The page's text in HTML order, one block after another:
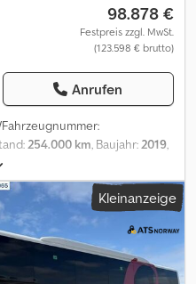
98.878 €
Festpreis zzgl. MwSt.
(123.598 € brutto)
Anrufen
254.000 km, Baujahr:2019,
auf Anfrage: 21969
Ahzjkr
(siehe Bilder) 36 Sitzplätze
Ca. 300 km
cm Radstand: 588 cm
Gesamtgewicht: 19.000 kg
CD Klima/AC
Kleinanzeige